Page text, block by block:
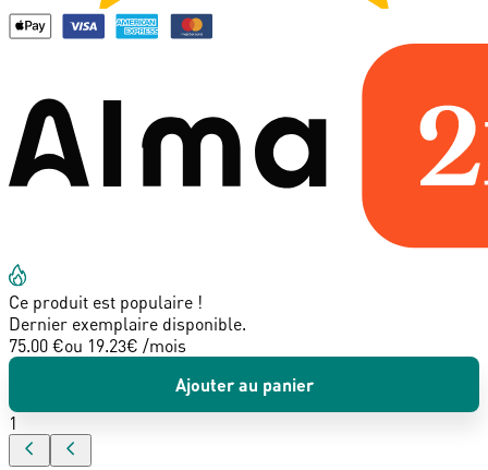
Ce produit est populaire !
Dernier exemplaire disponible.
75.00 €ou 19.23€ /mois
Ajouter au panier
1